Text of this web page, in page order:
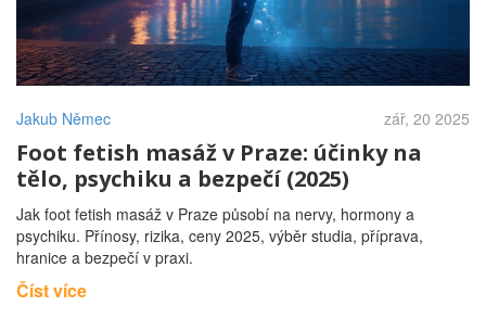
Jakub Němec zář, 20 2025
Foot fetish masáž v Praze: účinky na
tělo, psychiku a bezpečí (2025)
Jak foot fetish masáž v Praze působí na nervy, hormony a
psychiku. Přínosy, rizika, ceny 2025, výběr studia, příprava,
hranice a bezpečí v praxi.
Číst více